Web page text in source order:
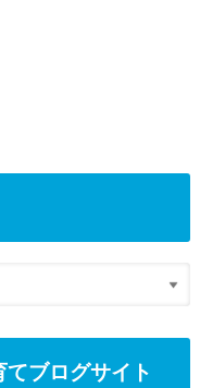
ブログサイト